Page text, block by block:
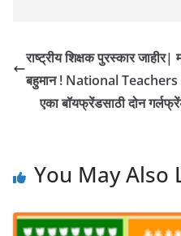
राष्ट्रीय शिक्षक पुरस्कार जाहीर|
बहुमान ! National
एका बॉयफ्रेंडसाठी दोन
You May Also